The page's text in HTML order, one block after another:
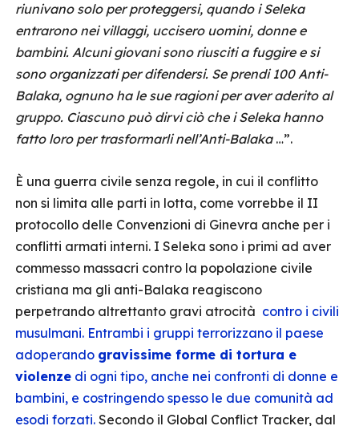
riunivano solo per proteggersi, quando i Seleka
entrarono nei villaggi, uccisero uomini, donne e
bambini. Alcuni giovani sono riusciti a fuggire e si
sono organizzati per difendersi. Se prendi 100 Anti-
Balaka, ognuno ha le sue ragioni per aver aderito al
gruppo. Ciascuno può dirvi ciò che i Seleka hanno
fatto loro per trasformarli nell’Anti-Balaka …”.
È una guerra civile senza regole, in cui il conflitto
non si limita alle parti in lotta, come vorrebbe il II
protocollo delle Convenzioni di Ginevra anche per i
conflitti armati interni. I Seleka sono i primi ad aver
commesso massacri contro la popolazione civile
cristiana ma gli anti-Balaka reagiscono
perpetrando altrettanto gravi atrocità contro i civili
musulmani. Entrambi i gruppi terrorizzano il paese
adoperando gravissime forme di tortura e
violenze di ogni tipo, anche nei confronti di donne e
bambini, e costringendo spesso le due comunità ad
esodi forzati. Secondo il Global Conflict Tracker, dal